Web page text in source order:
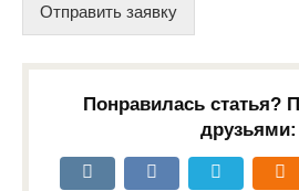
Отправить заявку
Понравилась статья?
друзьями: